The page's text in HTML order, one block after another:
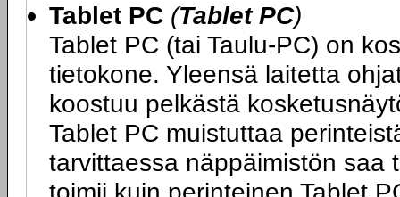
Tablet PC (Tablet PC)
Tablet PC (tai Taulu-PC) on
tietokone. Yleensä laitetta
koostuu pelkästä
Tablet PC muistuttaa
tarvittaessa näppäimistön saa